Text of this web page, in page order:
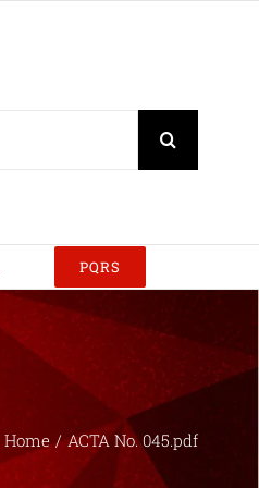
PQRS
Home / ACTA No. 045.pdf